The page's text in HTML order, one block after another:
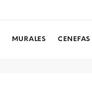
MURALES CENEFAS